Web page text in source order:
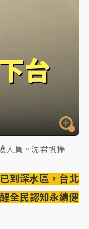
人員。沈君帆攝
到深水區，台北
全民認知永續健